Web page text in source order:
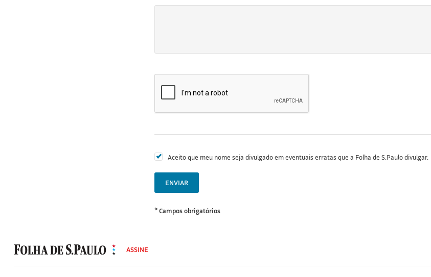
Aceito que meu nome seja divulgado em eventuais erratas que a Folha de S.Paulo divulgar.
ENVIAR
* Campos obrigatórios
Folha
de
ASSINE